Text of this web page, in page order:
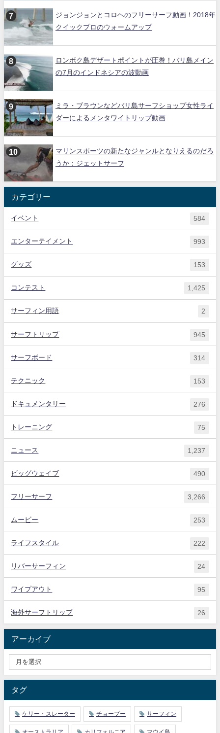
ジョンジョンとコロヘのフリーサーフ動画！2018年
クイックプロのウォームアップ
ロンボク島デザートポイントが圧巻！バリ島メイン
の7月のインドネシアの波動画
ミラ・ブラウンなどバリ島サーフショップ女性ライ
ダーによるメンタワイトリップ動画
マリンスポーツの新たなジャンルとなりえるのだろ
うか：ジェットサーフ
カテゴリー
イベント 584
エンターテイメント 993
グッズ 153
コンテスト 1,425
サーフィン用語 2
サーフトリップ 945
サーフボード 314
テクニック 153
ドキュメンタリー 276
トレーニング 75
ニュース 1,237
ビッグウェイブ 490
フリーサーフ 3,266
ムービー 253
ライフスタイル 222
リバーサーフィン 24
ワイプアウト 95
海外サーフトリップ 26
アーカイブ
タグ
ケリー・スレーター チョープー サーフィン